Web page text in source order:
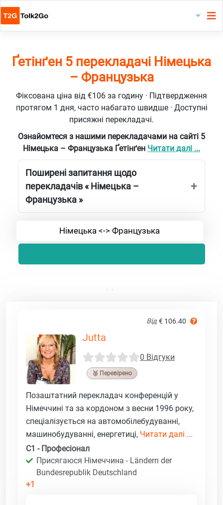
Ґетінґен 5 перекладачі Німецька
– Французька
Фіксована ціна від €106 за годину · Підтвердження
протягом 1 дня, часто набагато швидше · Доступні
присяжні перекладачі.
Ознайомтеся з нашими перекладачами на сайті 5
Німецька – Французька Ґетінґен Читати далі ...
Поширені запитання щодо
перекладачів « Німецька –
Французька »
Німецька <-> Французька
Від € 106.40
Jutta
0 Відгуки
🥉 Перевірено
Позаштатний перекладач конференцій у
Німеччині та за кордоном з весни 1996 року,
спеціалізується на автомобілебудуванні,
машинобудуванні, енергетиці, Читати далі ...
C1 - Професіонал
Присягаюся Німеччина - Ländern der
Bundesrepublik Deutschland
+1